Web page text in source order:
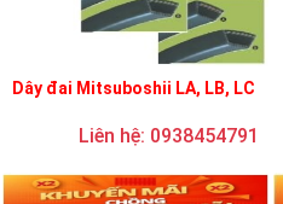
Dây đai Mitsuboshii LA, LB, LC
Liên hệ: 0938454791